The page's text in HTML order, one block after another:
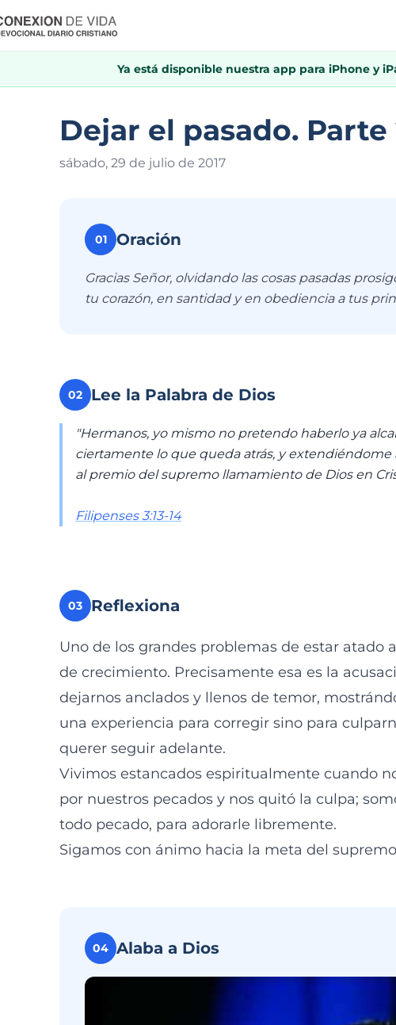
Ya está disponible nuestra app para iPhone y
Dejar el pasado. Parte
sábado, 29 de julio de 2017
01 Oración
Gracias Señor, olvidando las cosas pasadas
tu corazón, en santidad y en obediencia a tus
02 Lee la Palabra de Dios
"Hermanos, yo mismo no pretendo haberlo ya
ciertamente lo que queda atrás, y extendiéndome
al premio del supremo llamamiento de Dios en
Filipenses 3:13-14
03 Reflexiona
Uno de los grandes problemas de estar atado
de crecimiento. Precisamente esa es la
dejarnos anclados y llenos de temor,
una experiencia para corregir sino para
querer seguir adelante.
Vivimos estancados espiritualmente cuando
por nuestros pecados y nos quitó la culpa;
todo pecado, para adorarle libremente.
Sigamos con ánimo hacia la meta del
04 Alaba a Dios